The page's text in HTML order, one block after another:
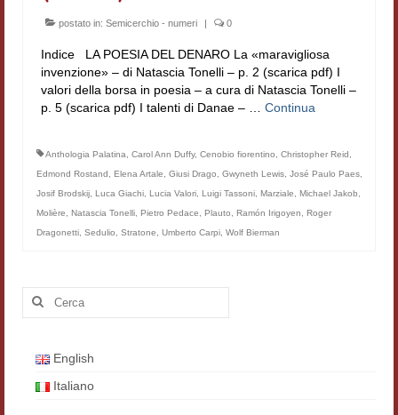
Workshop DH
Summer School DH
ERASMUS/DEMM
Pubblicazioni
Hagiographica Coreana
Koreanische Literatur und Kultur
Testi Mediolatini
Atti di convegno
postato in: Semicerchio - numeri | 0
Indice LA POESIA DEL DENARO La «maravigliosa
invenzione» – di Natascia Tonelli – p. 2 (scarica pdf) I
valori della borsa in poesia – a cura di Natascia Tonelli –
p. 5 (scarica pdf) I talenti di Danae – … Continua
Anthologia Palatina Carol Ann Duffy, Cenobio fiorentino Christopher Reid
Edmond Rostand
Elena Artale Giusi Drago Gwyneth Lewis José Paulo Paes
Josif Brodskij Luca Giachi Lucia Valori Luigi Tassoni Marziale Michael Jakob
Molière
Natascia Tonelli Pietro Pedace Plauto Ramón Irigoyen
Roger
Dragonetti Sedulio Stratone Umberto Carpi Wolf Bierman
Cerca:
English
Italiano